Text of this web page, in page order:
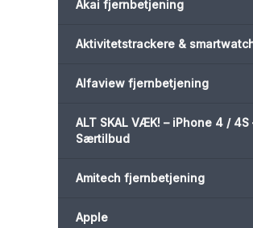
Akai fjernbetjening
Aktivitetstrackere &
Alfaview fjernbetjening
ALT SKAL VÆK! – iPhone 4 / 4S
Særtilbud
Amitech fjernbetjening
Apple